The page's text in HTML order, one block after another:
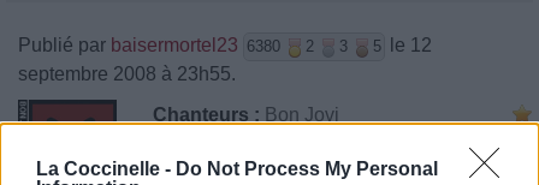
La Coccinelle - Do Not Process My Personal
Publié par baisermortel23 6380 2 3 5
le 12
septembre 2008 à 23h55.
Chanteurs : Bon Jovi